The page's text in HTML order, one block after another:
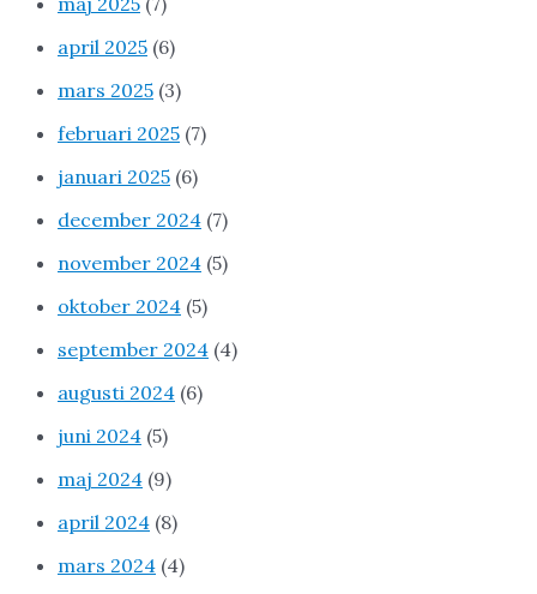
april 2025 (6)
mars 2025 (3)
februari 2025 (7)
januari 2025 (6)
december 2024 (7)
november 2024 (5)
oktober 2024 (5)
september 2024 (4)
augusti 2024 (6)
juni 2024 (5)
maj 2024 (9)
april 2024 (8)
mars 2024 (4)